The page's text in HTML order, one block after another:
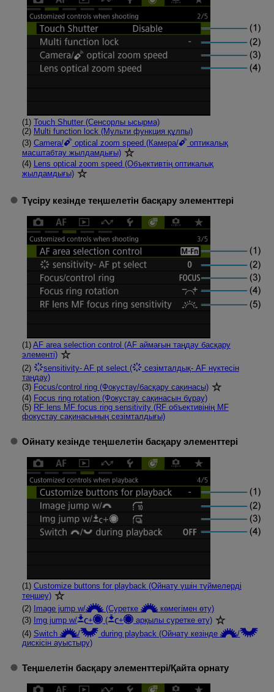
(1) Touch Shutter (Сенсорлы ысырма)
(2) Multi function lock (Мульти функция құлпы)
(3) Camera/ optical zoom speed (Камера/
оптикалық
масштабтау жылдамдығы)
(4)
Lens optical zoom speed (Объективтің оптикалық
жылдамдығы)
Түсіру кезінде теңшелетін басқару элементтері
(1) AF area selection control (AF аймағын таңдау басқару
элементі)
(2)
sensitivity- AF pt select (
сезімталдық- AF нүктесін
таңдау)
(3) Focus/control ring (Фокустау/басқару сақинасы)
(4) Focus ring rotation (Фокустау сақинасын бұрау)
(5) RF lens MF focus ring sensitivity (RF объективінің MF
фокустау сақинасының сезімталдығы)
Ойнату кезінде теңшелетін басқару элементтері
(1) Customize buttons for playback (Ойнату үшін түймелерді
теңшеу)
(2) Image jump w/ (Суретке
көмегімен өту)
(3) Img jump w/ + ( +
арқылы суретке өту)
(4) Switch / during playback (Ойнату кезінде
/
дискісін ауыстыру)
Теңшелетін басқару элементтері/Қайта орнату